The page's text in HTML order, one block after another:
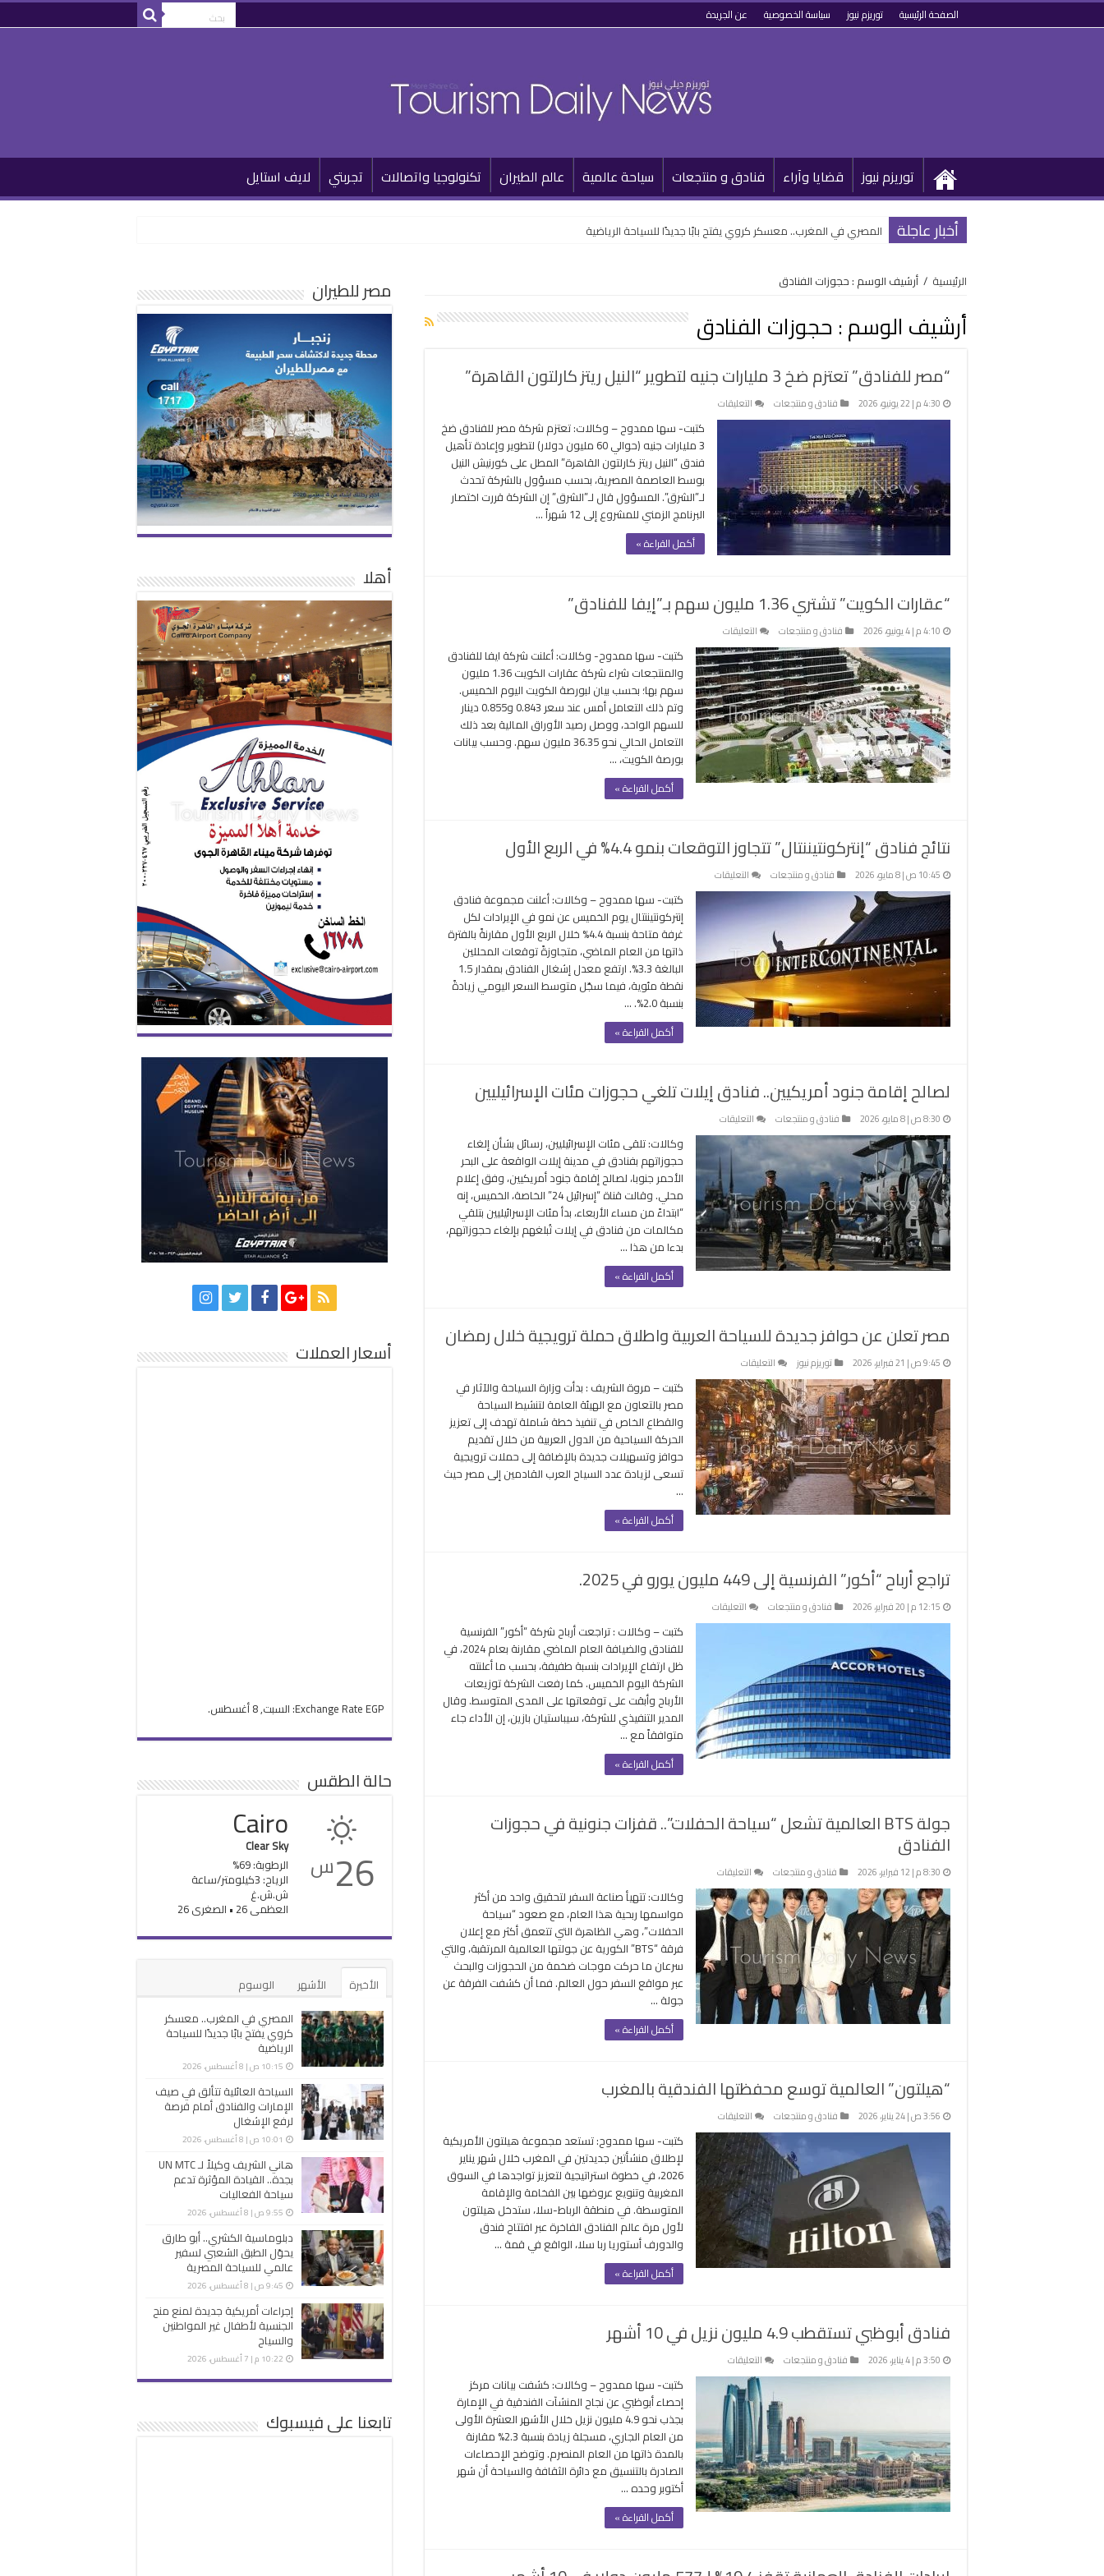
الصفحة الرئيسية توريزم نيوز سياسة الخصوصية عن الجريدة
توريزم نيوز قضايا وآراء فنادق و منتجعات سياحة عالمية عالم الطيران تكنولوجيا واتصالات تجربتي لايف استايل
أخبار عاجلة المصري في المغرب.. معسكر كروي يفتح بابًا جديدًا للسياحة الرياضية
الرئيسية / أرشيف الوسم : حجوزات الفنادق
أرشيف الوسم : حجوزات الفنادق
“مصر للفنادق” تعتزم ضخ 3 مليارات جنيه لتطوير “النيل ريتز كارلتون القاهرة”
4:30 م | 22 يونيو، 2026 فنادق و منتجعات التعليقات
“مصر
للفنادق”
تعتزم
3
مليارات
جنيه
لتطوير
“النيل
القاهرة”
مغلقة
كتبت- سها ممدوح – وكالات: تعتزم شركة مصر للفنادق ضخ
3 مليارات جنيه (حوالي 60 مليون دولار) لتطوير وإعادة تأهيل
فندق “النيل ريتز كارلتون القاهرة” المطل على كورنيش النيل
بوسط العاصمة المصرية، بحسب مسؤول بالشركة تحدث
لـ”الشرق”. المسؤول قال لـ”الشرق” إن الشركة قررت اختصار
البرنامج الزمني للمشروع إلى 12 شهراً …
أكمل القراءة »
“عقارات الكويت” تشتري 1.36 مليون سهم بـ”إيفا للفنادق”
4:10 م | 4 يونيو، 2026 فنادق و منتجعات التعليقات
“عقارات
الكويت”
تشتري
1.36
مليون
سهم
بـ”إيفا
للفنادق”
مغلقة
كتبت- سها ممدوح- وكالات: أعلنت شركة ايفا للفنادق
والمنتجعات شراء شركة عقارات الكويت 1.36 مليون
سهم بها؛ بحسب بيان لبورصة الكويت اليوم الخميس.
وتم ذلك التعامل أمس عند سعر 0.843 و0.855 دينار
للسهم الواحد، ووصل رصيد الأوراق المالية بعد ذلك
التعامل الحالي نحو 36.35 مليون سهم. وحسب بيانات
بورصة الكويت، …
أكمل القراءة »
نتائج فنادق “إنتركونتيننتال” تتجاوز التوقعات بنمو 4.4% في الربع الأول
10:45 ص | 8 مايو، 2026 فنادق و منتجعات التعليقات
نتائج
فنادق
“إنتركونتيننتال”
تتجاوز
التوقعات
بنمو
4.4%
في
الربع
كتبت- سها ممدوح – وكالات: أعلنت مجموعة فنادق
إنتركونتيننتال يوم الخميس عن نمو في الإيرادات لكل
غرفة متاحة بنسبة 4.4% خلال الربع الأول مقارنةً بالفترة
ذاتها من العام الماضي، متجاوزةً توقعات المحللين
البالغة 3.3%. ارتفع معدل إشغال الفنادق بمقدار 1.5
نقطة مئوية، فيما سجّل متوسط السعر اليومي زيادةً
بنسبة 2.0%. …
أكمل القراءة »
لصالح إقامة جنود أمريكيين.. فنادق إيلات تلغي حجوزات مئات الإسرائيليين
8:30 ص | 8 مايو، 2026 فنادق و منتجعات التعليقات
لصالح
جنود
أمريكيين..
فنادق
إيلات
تلغي
حجوزات
مئات
الإسرائيليين
وكالات: تلقى مئات الإسرائيليين، رسائل بشأن إلغاء
حجوزاتهم بفنادق في مدينة إيلات الواقعة على البحر
الأحمر جنوبا، لصالح إقامة جنود أمريكيين، وفق إعلام
محلي. وقالت قناة “إسرائيل 24” الخاصة، الخميس، إنه
“ابتداءً من مساء الأربعاء، بدأ مئات الإسرائيليين بتلقي
مكالمات من فنادق في إيلات تُبلغهم بإلغاء حجوزاتهم،
بدءا من هذا …
أكمل القراءة »
مصر تعلن عن حوافز جديدة للسياحة العربية واطلاق حملة ترويجية خلال رمضان
9:45 ص | 21 فبراير، 2026 توريزم نيوز التعليقات
مصر
تعلن
عن
حوافز
جديدة
للسياحة
العربية
واطلاق
حملة
مغلقة
كتبت – مروة الشريف : بدأت وزارة السياحة والآثار في
مصر بالتعاون مع الهيئة العامة لتنشيط السياحة
والقطاع الخاص في تنفيذ خطة شاملة تهدف إلى تعزيز
الحركة السياحية من الدول العربية من خلال تقديم
حوافز وتسهيلات جديدة بالإضافة إلى حملات ترويجية
تسعى لزيادة عدد السياح العرب القادمين إلى مصر حيث
…
أكمل القراءة »
تراجع أرباح “أكور” الفرنسية إلى 449 مليون يورو في 2025.
12:15 م | 20 فبراير، 2026 فنادق و منتجعات التعليقات
تراجع
الفرنسية
مليون
يورو
في
كتبت – وكالات : تراجعت أرباح شركة “أكور” الفرنسية
للفنادق والضيافة العام الماضي مقارنة بعام 2024، في
ظل ارتفاع الإيرادات بنسبة طفيفة، بحسب ما أعلنته
الشركة اليوم الخميس. كما رفعت الشركة توزيعات
الأرباح وأبقت على توقعاتها على المدى المتوسط. وقال
المدير التنفيذي للشركة، سيباستيان بازين، إن الأداء جاء
متوافقاً مع …
أكمل القراءة »
جولة BTS العالمية تشعل “سياحة الحفلات”.. قفزات جنونية في حجوزات
الفنادق
8:30 م | 12 فبراير، 2026 فنادق و منتجعات التعليقات
جولة
BTS
العالمية
تشعل
“سياحة
الحفلات”..
قفزات
جنونية
في
وكالات: تتهيأ صناعة السفر لتحقيق واحد من أكثر
مواسمها ربحية هذا العام، مع صعود “سياحة
الحفلات”، وهي الظاهرة التي تتعمق أكثر مع إعلان
فرقة “BTS” الكورية عن جولتها العالمية المرتقبة، والتي
سرعان ما حركت موجات ضخمة من الحجوزات والبحث
عبر مواقع السفر حول العالم. فما أن كشفت الفرقة عن
جولة …
أكمل القراءة »
“هيلتون” العالمية توسع محفظتها الفندقية بالمغرب
3:56 ص | 24 يناير، 2026 فنادق و منتجعات التعليقات
“هيلتون”
العالمية
توسع
محفظتها
الفندقية
بالمغرب
مغلقة
كتبت- سها ممدوح: تستعد مجموعة هيلتون الأمريكية
لإطلاق منشأتين جديدتين في المغرب خلال شهر يناير
2026، في خطوة استراتيجية لتعزيز تواجدها في السوق
المغربية وتنويع عروضها بين الفخامة والإقامة
المتوسطة. في منطقة الرباط-سلا، ستدخل هيلتون
لأول مرة عالم الفنادق الفاخرة عبر افتتاح فندق
والدورف أستوريا ربا سلا، الواقع في قمة …
أكمل القراءة »
فنادق أبوظبي تستقطب 4.9 مليون نزيل في 10 أشهر
3:50 م | 4 يناير، 2026 فنادق و منتجعات التعليقات
فنادق
أبوظبي
تستقطب
4.9
مليون
نزيل
في
10
أشهر
كتبت- سها ممدوح – وكالات: كشفت بيانات مركز
إحصاء أبوظبي عن نجاح المنشآت الفندقية في الإمارة
بجذب نحو 4.9 مليون نزيل خلال الأشهر العشرة الأولى
من العام الجاري، مسجلة زيادة بنسبة 2.3% مقارنة
بالمدة ذاتها من العام المنصرم. وتوضح الإحصاءات
الصادرة بالتنسيق مع دائرة الثقافة والسياحة أن شهر
أكتوبر وحده …
أكمل القراءة »
مصر للطيران
أهلا
أسعار العملات
Exchange Rate EGP : السبت, 8 أغسطس.
حالة الطقس
26س
Cairo
Clear Sky
الرطوبة: 69%
الرياح: 3كيلومتر/ساعة
ش.ش.غ
العظمى 26 • الصغرى 26
الأخيرة الأشهر
الوسوم
المصري في المغرب.. معسكر
كروي يفتح بابًا جديدًا للسياحة
الرياضية
10:15 ص | 8 أغسطس، 2026
السياحة العائلية تتألق في صيف
الإمارات والفنادق أمام فرصة
لرفع الإشغال
10:01 ص | 8 أغسطس، 2026
هاني الشريف وكيلاً لـ UN MTC
بجدة.. القيادة المؤثرة تدعم
سياحة الفعاليات
9:55 ص | 8 أغسطس، 2026
دبلوماسية الكشري.. أبو طارق
يحوّل الطبق الشعبي لسفير
عالمي للسياحة المصرية
9:45 ص | 8 أغسطس، 2026
إجراءات أمريكية جديدة لمنع منح
الجنسية لأطفال غير المواطنين
والسياح
10:22 م | 7 أغسطس، 2026
تابعنا على فيسبوك